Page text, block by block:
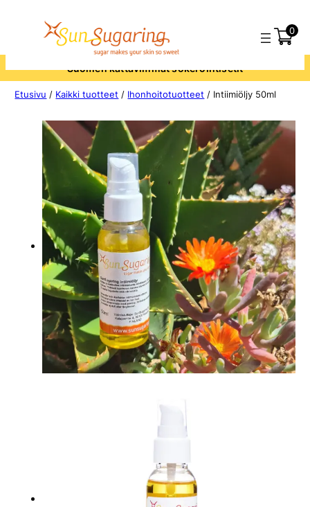
0
Suomen kattavimmat sokerointisetit
Etusivu / Kaikki tuotteet / Ihonhoitotuotteet / Intiimiöljy 50ml